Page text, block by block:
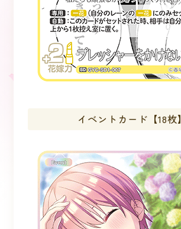
イベントカード【18枚】